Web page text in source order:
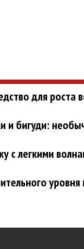
для роста
и бигуди:
с легкими
уровня